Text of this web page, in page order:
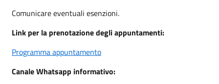
Comunicare eventuali esenzioni.
Link per la prenotazione degli appuntamenti:
Programma appuntamento
Canale Whatsapp informativo: